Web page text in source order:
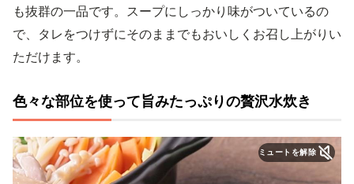
も抜群の一品です。スープにしっかり味がついているの
で、タレをつけずにそのままでもおいしくお召し上がりい
ただけます。
色々な部位を使って旨みたっぷりの贅沢水炊き
ミュートを解除